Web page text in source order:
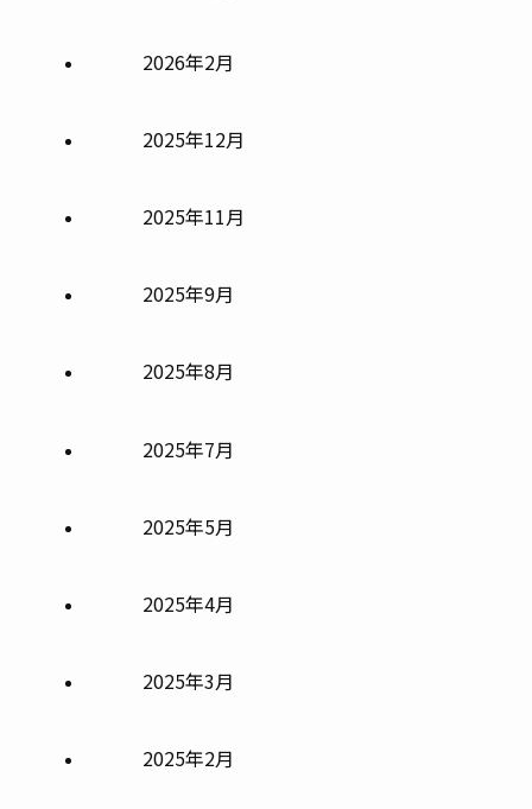
2026年2月
2025年12月
2025年11月
2025年9月
2025年8月
2025年7月
2025年5月
2025年4月
2025年3月
2025年2月